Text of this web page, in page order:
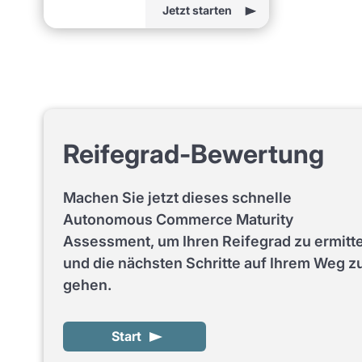
Jetzt starten
Reifegrad-Bewertung
Machen Sie jetzt dieses schnelle
Autonomous Commerce Maturity
Assessment, um Ihren Reifegrad zu
und die nächsten Schritte auf Ihrem Weg
gehen.
Start